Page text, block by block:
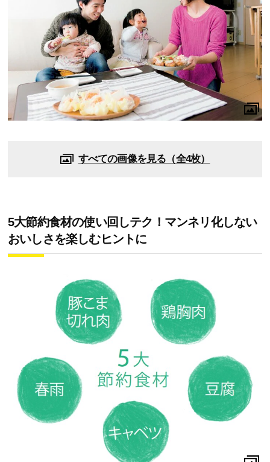
すべての画像を見る（全4枚）
5大節約食材の使い回しテク！マンネリ化しない
おいしさを楽しむヒントに